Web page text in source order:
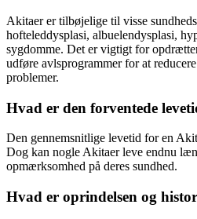
Akitaer er tilbøjelige til visse
hofteleddysplasi, albuelendysplasi,
sygdomme. Det er vigtigt for
udføre avlsprogrammer for at
problemer.
Hvad er den forventede
Den gennemsnitlige levetid for en
Dog kan nogle Akitaer leve endnu
opmærksomhed på deres sundhed.
Hvad er oprindelsen og